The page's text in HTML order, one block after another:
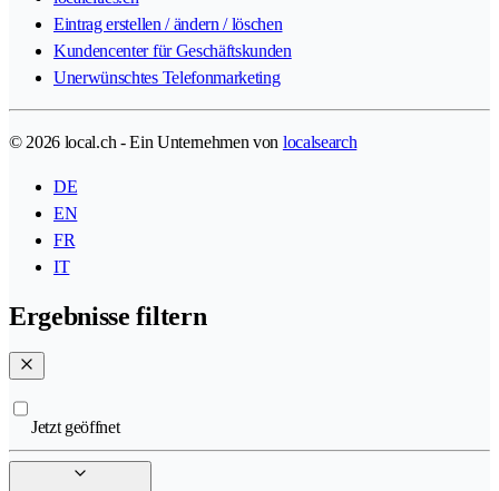
Eintrag erstellen / ändern / löschen
Kundencenter für Geschäftskunden
Unerwünschtes Telefonmarketing
© 2026 local.ch - Ein Unternehmen von localsearch
DE
EN
FR
IT
Ergebnisse filtern
Jetzt geöffnet